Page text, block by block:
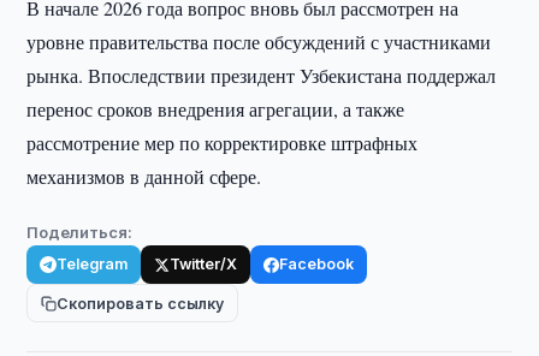
В начале 2026 года вопрос вновь был рассмотрен на
уровне правительства после обсуждений с участниками
рынка. Впоследствии президент Узбекистана поддержал
перенос сроков внедрения агрегации, а также
рассмотрение мер по корректировке штрафных
механизмов в данной сфере.
Поделиться:
Telegram Twitter/X Facebook
Скопировать ссылку